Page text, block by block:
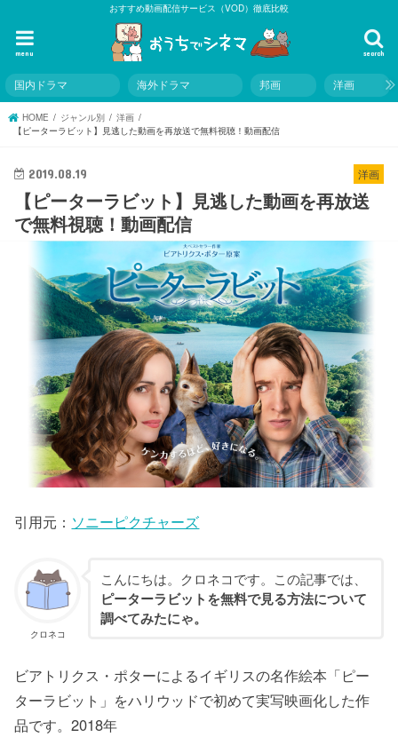
おすすめ動画配信サービス（VOD）徹底比較
search
menu
国内ドラマ 海外ドラマ 邦画 洋画
HOME ジャンル別
洋画
【ピーターラビット】見逃した動画を再放送で無料視聴！動画配信
洋画
2019.08.19
【ピーターラビット】見逃した動画を再放送
で無料視聴！動画配信
引用元： ソニーピクチャーズ
クロネコ
こんにちは。クロネコです。この記事では、
ピーターラビットを無料で見る方法について
調べてみたにゃ。
ビアトリクス・ポターによるイギリスの名作絵本「ピー
ターラビット」をハリウッドで初めて実写映画化した作
品です。2018年